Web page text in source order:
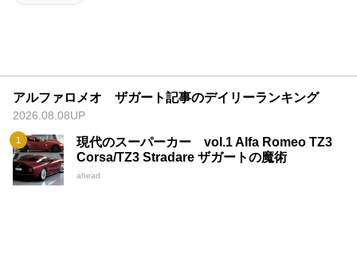
アルファロメオ ザガート記事のデイリーランキング
2026.08.08UP
現代のスーパーカー vol.1 Alfa Romeo TZ3
Corsa/TZ3 Stradare ザガートの魔術
ahead